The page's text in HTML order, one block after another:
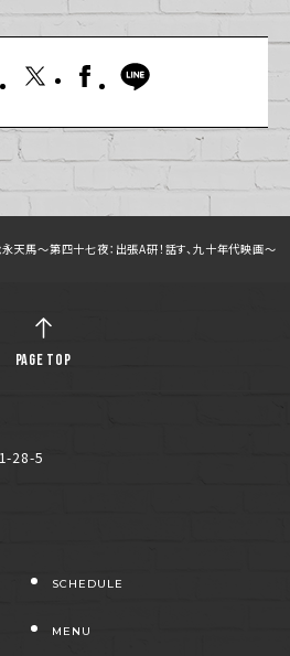
永天馬～第四十七夜：出張A研！話す、九十年代映画～
28-5
SCHEDULE
MENU
PAGE TOP